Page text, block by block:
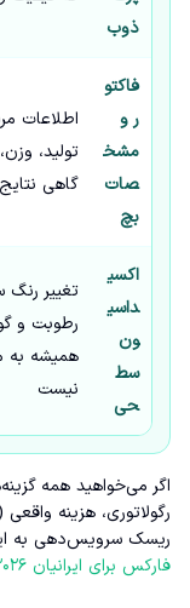
ذوب
فاکتو
ر و
مشخ
صات
بچ
اطلاعات
تولید،
گاهی
اکسی
داسی
ون
سط
حی
تغییر رنگ
رطوبت و
همیشه به
نیست
اگر می‌خواهید همه
رگولاتوری، هزینه
ریسک سرویس‌دهی به
فارکس برای ایرانیان ۲۰۲۶